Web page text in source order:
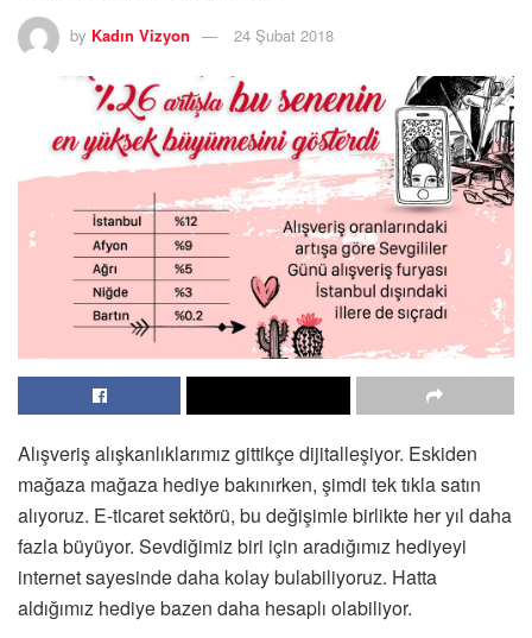
by Kadın Vizyon 24 Şubat 2018
Alışveriş alışkanlıklarımız gittikçe dijitalleşiyor. Eskiden
mağaza mağaza hediye bakınırken, şimdi tek tıkla satın
alıyoruz. E-ticaret sektörü, bu değişimle birlikte her yıl daha
fazla büyüyor. Sevdiğimiz biri için aradığımız hediyeyi
internet sayesinde daha kolay bulabiliyoruz. Hatta
aldığımız hediye bazen daha hesaplı olabiliyor.